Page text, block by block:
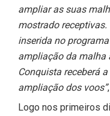
ampliar as suas
mostrado
inserida no
ampliação da malha
Conquista receberá
ampliação dos voos”
Logo nos primeiros